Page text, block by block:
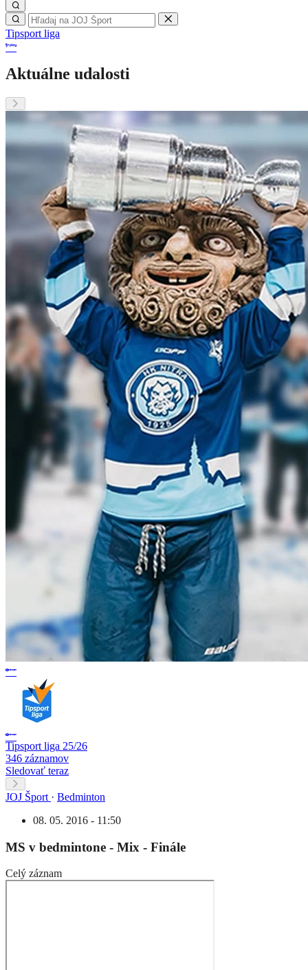
Tipsport liga
Aktuálne udalosti
Tipsport liga 25/26
346 záznamov
Sledovať teraz
JOJ Šport · Bedminton
08. 05. 2016 - 11:50
MS v bedmintone - Mix - Finále
Celý záznam